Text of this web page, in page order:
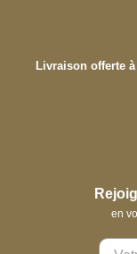
Livraison offerte
en